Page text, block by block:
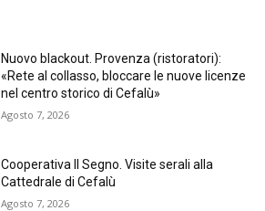
Nuovo blackout. Provenza (ristoratori):
«Rete al collasso, bloccare le nuove licenze
nel centro storico di Cefalù»
Agosto 7, 2026
Cooperativa Il Segno. Visite serali alla
Cattedrale di Cefalù
Agosto 7, 2026